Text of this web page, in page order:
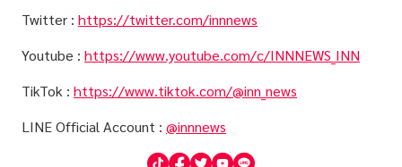
Twitter : https://twitter.com/innnews
Youtube : https://www.youtube.com/c/INNNEWS_INN
TikTok : https://www.tiktok.com/@inn_news
LINE Official Account : @innnews